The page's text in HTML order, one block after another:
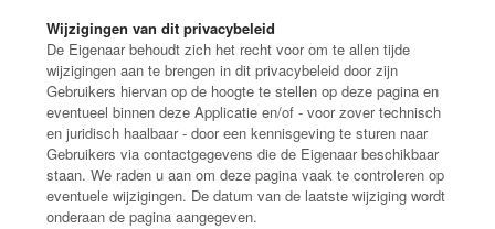
Wijzigingen van dit privacybeleid
De Eigenaar behoudt zich het recht voor om te allen tijde
wijzigingen aan te brengen in dit privacybeleid door zijn
Gebruikers hiervan op de hoogte te stellen op deze pagina en
eventueel binnen deze Applicatie en/of - voor zover technisch
en juridisch haalbaar - door een kennisgeving te sturen naar
Gebruikers via contactgegevens die de Eigenaar beschikbaar
staan. We raden u aan om deze pagina vaak te controleren op
eventuele wijzigingen. De datum van de laatste wijziging wordt
onderaan de pagina aangegeven.